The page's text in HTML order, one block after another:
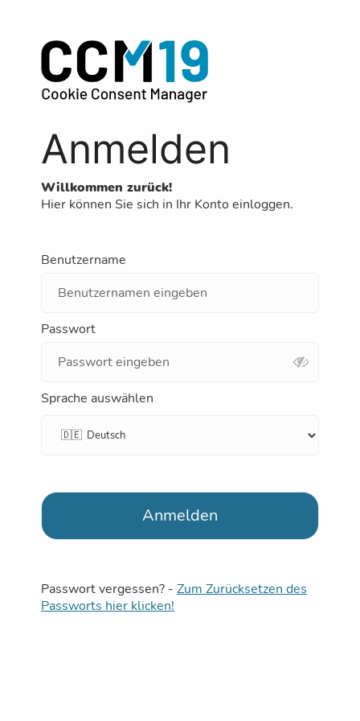
Anmelden
Willkommen zurück!
Hier können Sie sich in Ihr Konto einloggen.
Benutzername
Passwort
Sprache auswählen
Anmelden
Passwort vergessen? - Zum Zurücksetzen des
Passworts hier klicken!